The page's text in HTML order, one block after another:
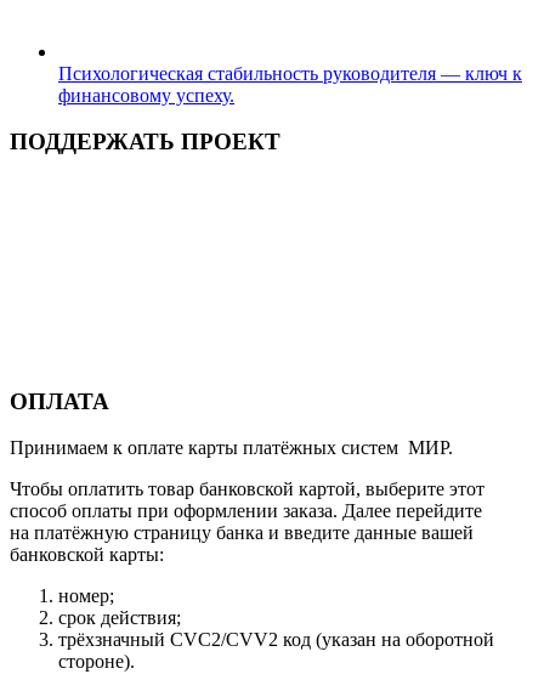
Психологическая стабильность руководителя — ключ к
финансовому успеху.
ПОДДЕРЖАТЬ ПРОЕКТ
ОПЛАТА
Принимаем к оплате карты платёжных систем МИР.
Чтобы оплатить товар банковской картой, выберите этот
способ оплаты при оформлении заказа. Далее перейдите
на платёжную страницу банка и введите данные вашей
банковской карты:
номер;
срок действия;
трёхзначный CVC2/CVV2 код (указан на оборотной
стороне).